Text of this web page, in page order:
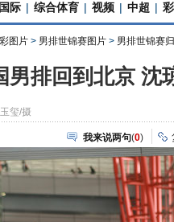
国际 | 综合体育 | 视频 | 中超 |
图片 > 男排世锦赛图片 > 男排世锦赛
男排回到北京 沈
玺/摄
我来说两句(0)